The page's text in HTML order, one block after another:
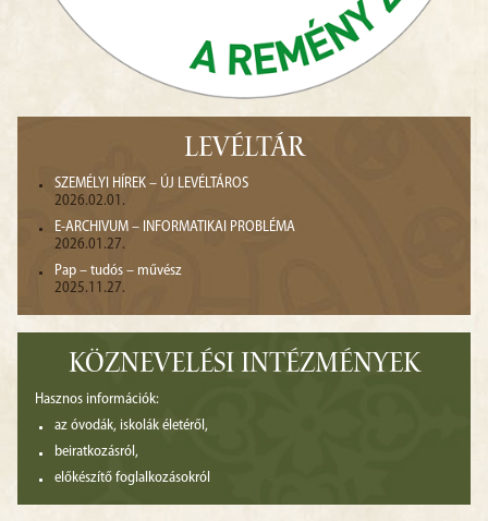
LEVÉLTÁR
SZEMÉLYI HÍREK – ÚJ LEVÉLTÁROS
2026.02.01.
E-ARCHIVUM – INFORMATIKAI PROBLÉMA
2026.01.27.
Pap – tudós – művész
2025.11.27.
KÖZNEVELÉSI INTÉZMÉNYEK
Hasznos információk:
az óvodák, iskolák életéről,
beiratkozásról,
előkészítő foglalkozásokról